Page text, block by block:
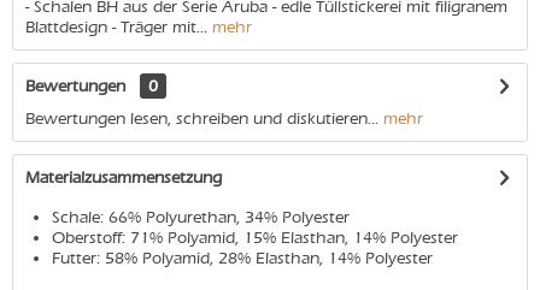
- Schalen BH aus der Serie Aruba - edle Tüllstickerei mit filigranem
Blattdesign - Träger mit... mehr
Bewertungen
0
Bewertungen lesen, schreiben und diskutieren... mehr
Materialzusammensetzung
Schale: 66% Polyurethan, 34% Polyester
Oberstoff: 71% Polyamid, 15% Elasthan, 14% Polyester
Futter: 58% Polyamid, 28% Elasthan, 14% Polyester